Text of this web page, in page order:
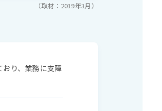
（取材：2019年3月）
り、業務に支障